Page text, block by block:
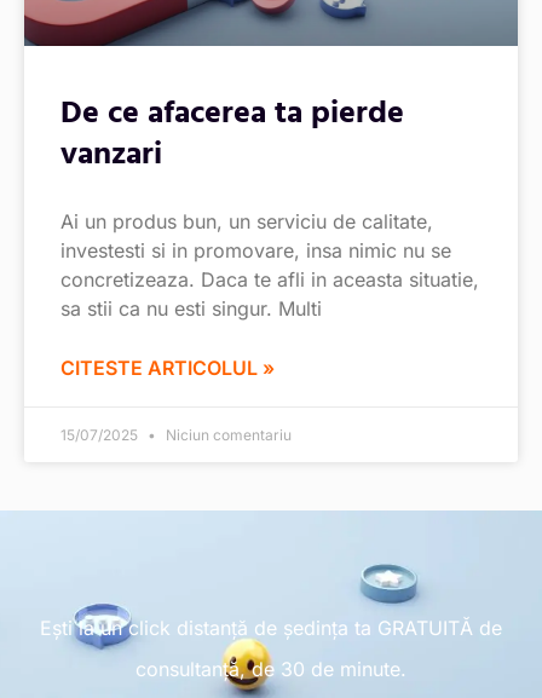
De ce afacerea ta pierde
vanzari
Ai un produs bun, un serviciu de calitate,
investesti si in promovare, insa nimic nu se
concretizeaza. Daca te afli in aceasta situatie,
sa stii ca nu esti singur. Multi
CITESTE ARTICOLUL »
15/07/2025 Niciun comentariu
Ești la un click distanță de ședința ta GRATUITĂ de
consultanță, de 30 de minute.